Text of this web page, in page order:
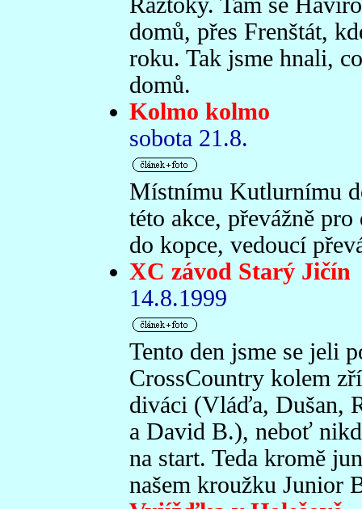
domů, přes Frenštát,
roku. Tak jsme hnali,
domů.
Kolmo kolmo
sobota 21.8.
Místnímu Kutlurnímu
této akce, převážně
do kopce, vedoucí
XC závod Starý Jičín
14.8.1999
Tento den jsme se jeli
CrossCountry kolem
diváci (Vláďa, Dušan,
a David B.), neboť
na start. Teda kromě
našem kroužku Junior